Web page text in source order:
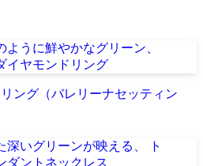
ング（バレリーナセッティン